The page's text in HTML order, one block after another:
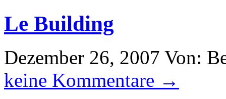
Le Building
Dezember 26, 2007 Von:
keine Kommentare →